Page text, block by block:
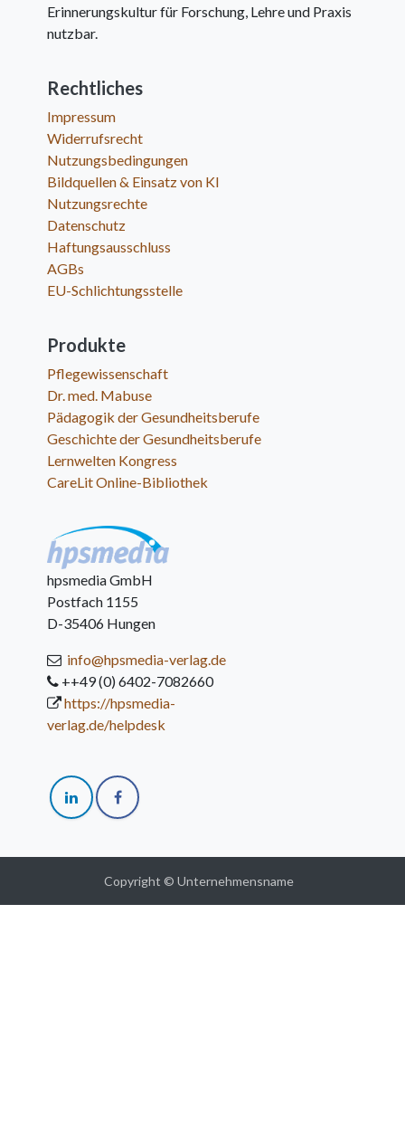
Erinnerungskultur für Forschung, Lehre und Praxis
nutzbar.
Rechtliches
Impressum
Widerrufsrecht
Nutzungsbedingungen
Bildquellen & Einsatz von KI
Nutzungsrechte
Datenschutz
Haftungsausschluss
AGBs
EU-Schlichtungsstelle
Produkte
Pflegewissenschaft
Dr. med. Mabuse
Pädagogik der Gesundheitsberufe
Geschichte der Gesundheitsberufe
Lernwelten Kongress
CareLit Online-Bibliothek
hpsmedia GmbH
Postfach 1155
D-35406 Hungen
info@hpsmedia-verlag.de
++49 (0) 6402-7082660
https://hpsmedia-
verlag.de/helpdesk
Copyright © Unternehmensname